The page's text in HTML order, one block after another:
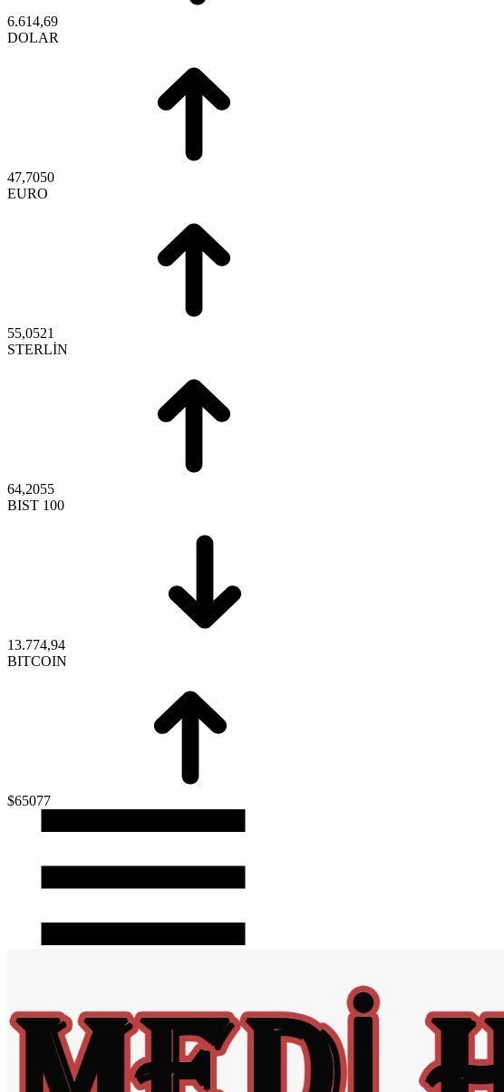
6.614,69
DOLAR
47,7050
EURO
55,0521
STERLİN
64,2055
BIST 100
13.774,94
BITCOIN
$65077